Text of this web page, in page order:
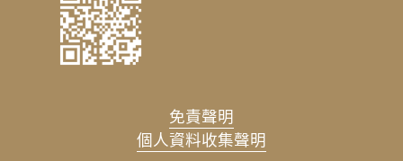
免責聲明
個人資料收集聲明